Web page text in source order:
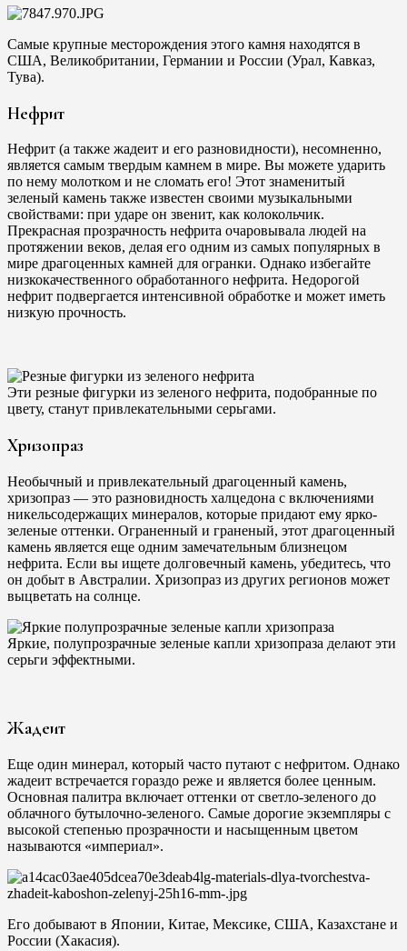
Самые крупные месторождения этого камня находятся в
США, Великобритании, Германии и России (Урал, Кавказ,
Тува).
Нефрит
Нефрит (а также жадеит и его разновидности), несомненно,
является самым твердым камнем в мире. Вы можете ударить
по нему молотком и не сломать его! Этот знаменитый
зеленый камень также известен своими музыкальными
свойствами: при ударе он звенит, как колокольчик.
Прекрасная прозрачность нефрита очаровывала людей на
протяжении веков, делая его одним из самых популярных в
мире драгоценных камней для огранки. Однако избегайте
низкокачественного обработанного нефрита. Недорогой
нефрит подвергается интенсивной обработке и может иметь
низкую прочность.
Эти резные фигурки из зеленого нефрита, подобранные по
цвету, станут привлекательными серьгами.
Хризопраз
Необычный и привлекательный драгоценный камень,
хризопраз — это разновидность халцедона с включениями
никельсодержащих минералов, которые придают ему ярко-
зеленые оттенки. Ограненный и граненый, этот драгоценный
камень является еще одним замечательным близнецом
нефрита. Если вы ищете долговечный камень, убедитесь, что
он добыт в Австралии. Хризопраз из других регионов может
выцветать на солнце.
Яркие, полупрозрачные зеленые капли хризопраза делают эти
серьги эффектными.
Жадеит
Еще один минерал, который часто путают с нефритом. Однако
жадеит встречается гораздо реже и является более ценным.
Основная палитра включает оттенки от светло-зеленого до
облачного бутылочно-зеленого. Самые дорогие экземпляры с
высокой степенью прозрачности и насыщенным цветом
называются «империал».
Его добывают в Японии, Китае, Мексике, США, Казахстане и
России (Хакасия).